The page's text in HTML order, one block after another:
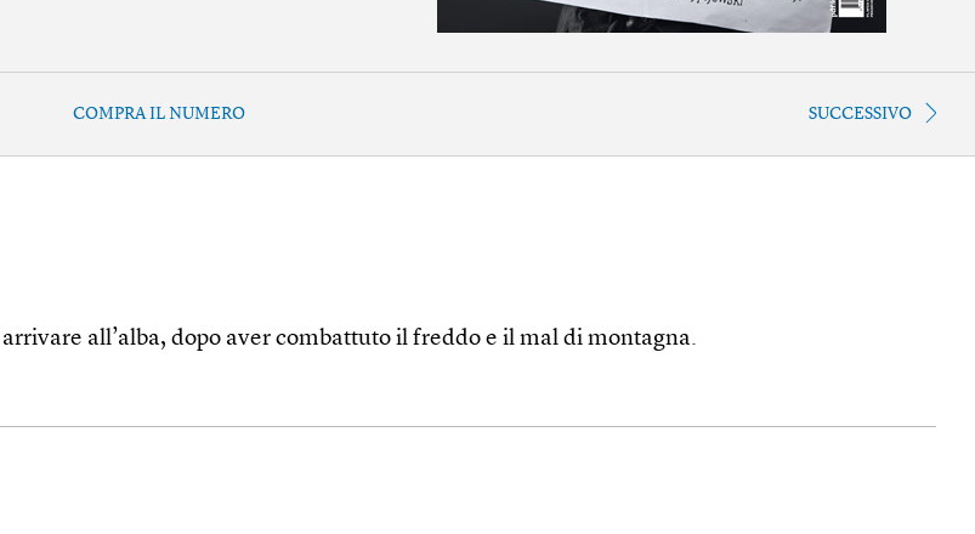
COMPRA IL NUMERO SUCCESSIVO
all’alba, dopo aver combattuto il freddo e il mal di montagna.